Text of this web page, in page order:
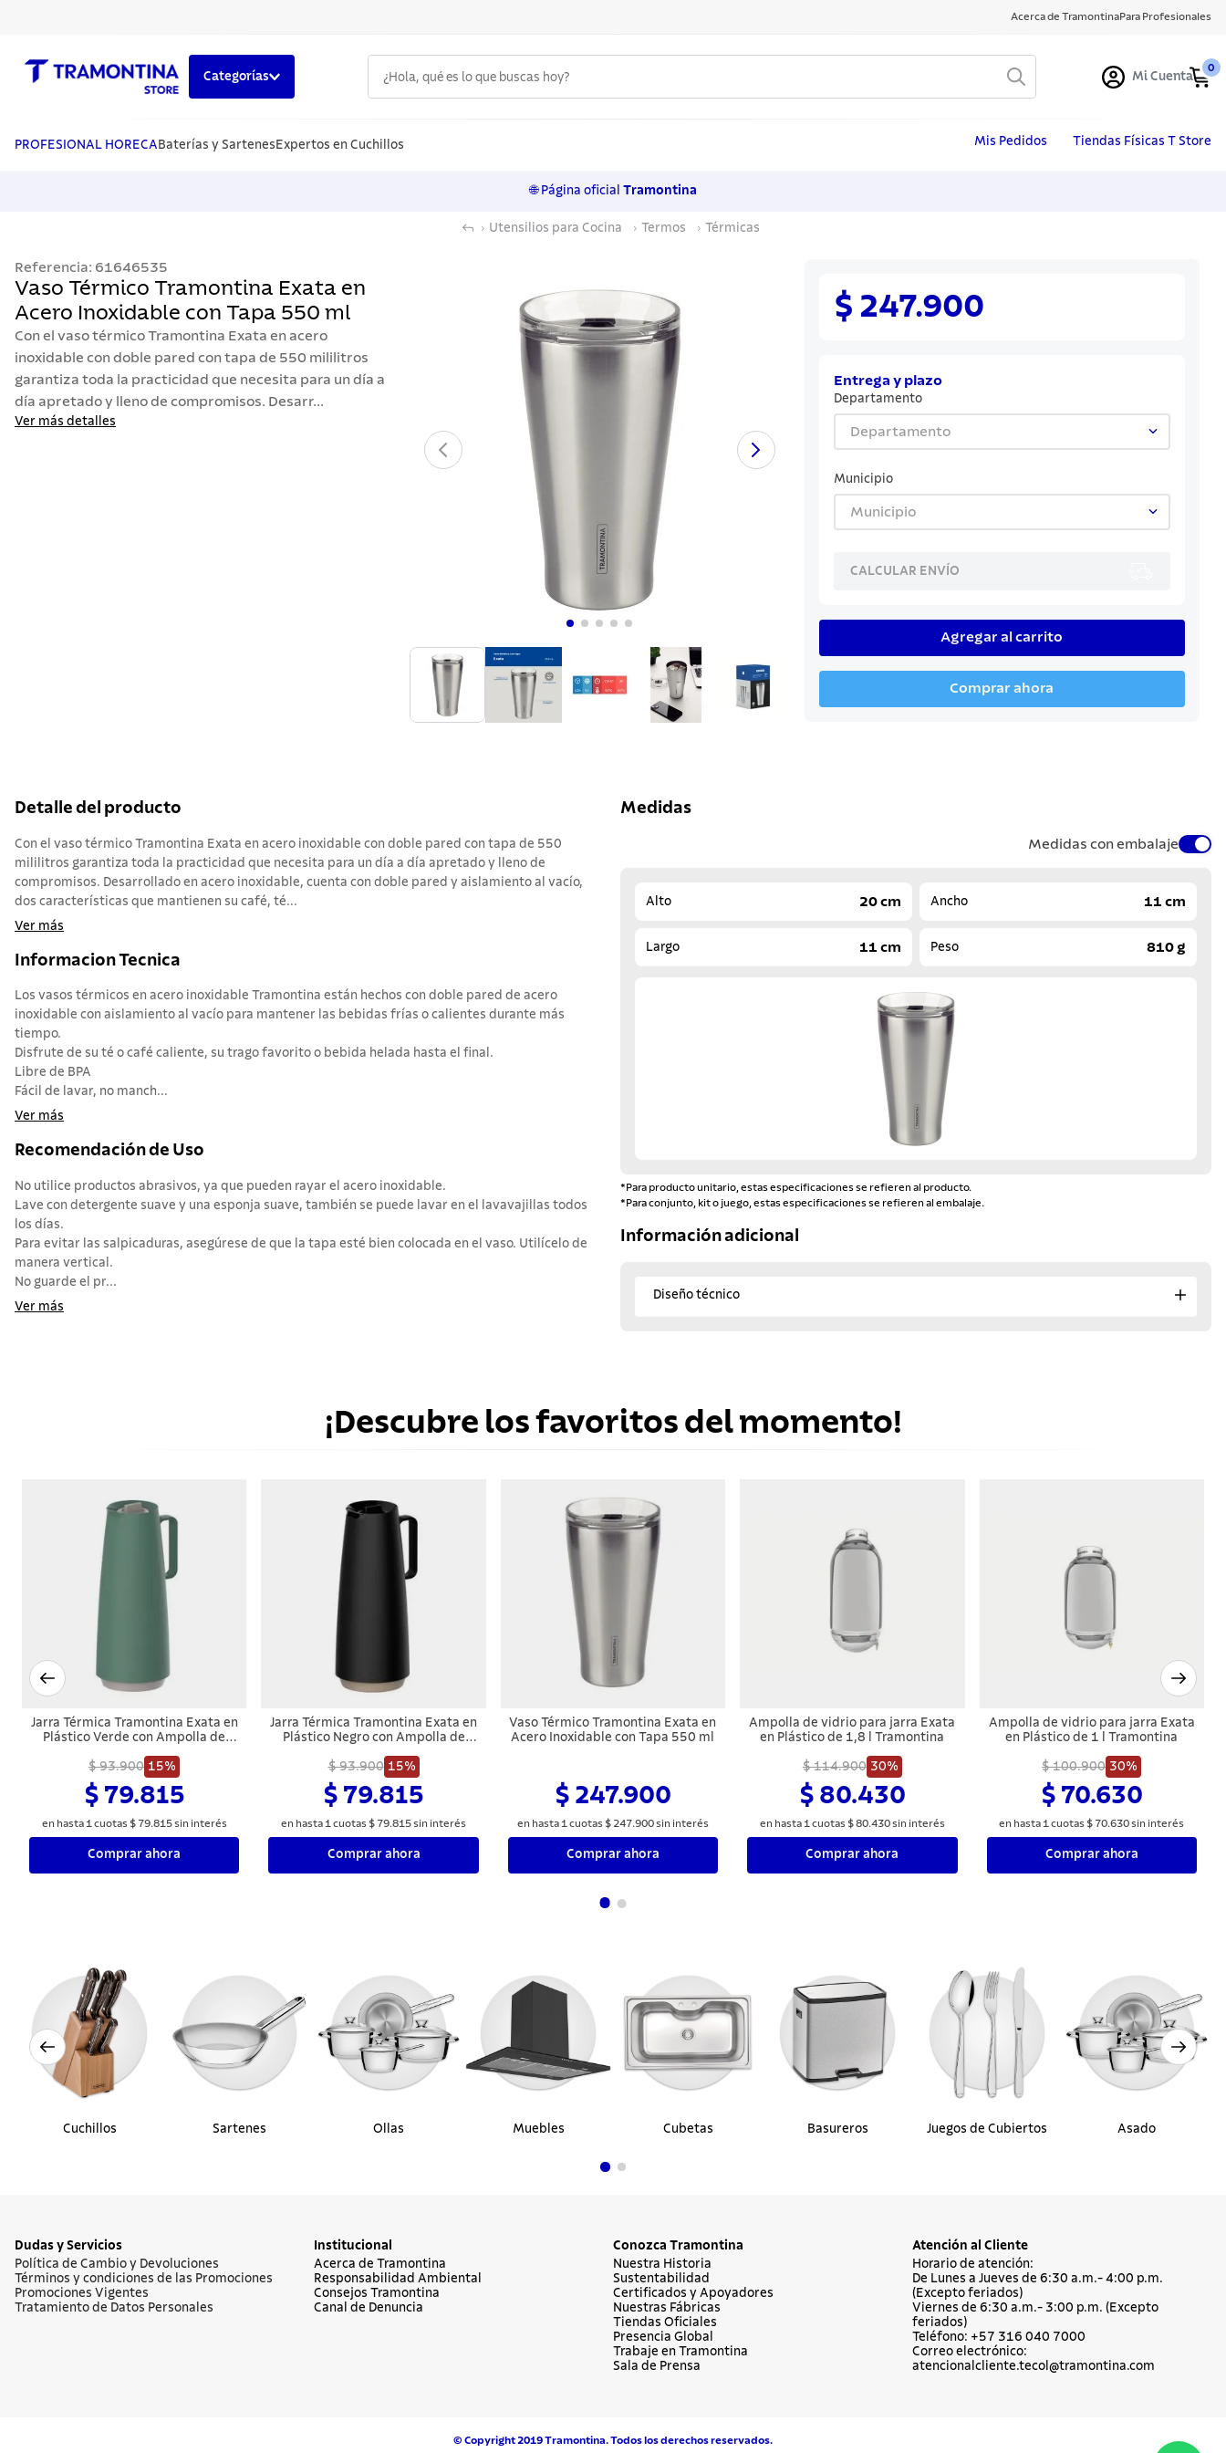
Acerca de TramontinaPara Profesionales
Categorías Mi Cuenta
0
PROFESIONAL HORECA Baterías y Sartenes Expertos en Cuchillos Mis Pedidos Tiendas Físicas T Store
🌐 Página oficial Tramontina
Utensilios para Cocina Termos Térmicas
Referencia: 61646535
Vaso Térmico Tramontina Exata en
Acero Inoxidable con Tapa 550 ml
Con el vaso térmico Tramontina Exata en acero
inoxidable con doble pared con tapa de 550 mililitros
garantiza toda la practicidad que necesita para un día a
día apretado y lleno de compromisos. Desarr...
Ver más detalles
$ 247.900
Entrega y plazo
Departamento
Departamento
Municipio
Municipio
CALCULAR ENVÍO
Agregar al carrito
Comprar ahora
Detalle del producto
Con el vaso térmico Tramontina Exata en acero inoxidable con doble pared con tapa de 550
mililitros garantiza toda la practicidad que necesita para un día a día apretado y lleno de
compromisos. Desarrollado en acero inoxidable, cuenta con doble pared y aislamiento al vacío,
dos características que mantienen su café, té...
Ver más
Informacion Tecnica
Los vasos térmicos en acero inoxidable Tramontina están hechos con doble pared de acero
inoxidable con aislamiento al vacío para mantener las bebidas frías o calientes durante más
tiempo.
Disfrute de su té o café caliente, su trago favorito o bebida helada hasta el final.
Libre de BPA
Fácil de lavar, no manch...
Ver más
Recomendación de Uso
No utilice productos abrasivos, ya que pueden rayar el acero inoxidable.
Lave con detergente suave y una esponja suave, también se puede lavar en el lavavajillas todos
los días.
Para evitar las salpicaduras, asegúrese de que la tapa esté bien colocada en el vaso. Utilícelo de
manera vertical.
No guarde el pr...
Ver más
Medidas
Medidas con embalaje
Alto 20 cm Ancho 11 cm
Largo 11 cm Peso 810 g
*Para producto unitario, estas especificaciones se refieren al producto.
*Para conjunto, kit o juego, estas especificaciones se refieren al embalaje.
Información adicional
Diseño técnico
¡Descubre los favoritos del momento!
Jarra Térmica Tramontina Exata en
Plástico Verde con Ampolla de
$ 93.900 15%
$ 79.815
en hasta 1 cuotas $ 79.815sin interés
Comprar ahora
Jarra Térmica Tramontina Exata en
Plástico Negro con Ampolla de
$ 93.900 15%
$ 79.815
en hasta 1 cuotas $ 79.815sin interés
Comprar ahora
Vaso Térmico Tramontina Exata en
Acero Inoxidable con Tapa 550 ml
$ 247.900
en hasta 1 cuotas $ 247.900sin interés
Comprar ahora
Ampolla de vidrio para jarra Exata
en Plástico de 1,8 l Tramontina
$ 114.900 30%
$ 80.430
en hasta 1 cuotas $80.430sin interés
Comprar ahora
Ampolla de vidrio para jarra Exata
en Plástico de 1 l Tramontina
$ 100.900 30%
$ 70.630
en hasta 1 cuotas $ 70.630sin interés
Comprar ahora
Cuchillos Sartenes Ollas Muebles Cubetas Basureros Juegos de Cubiertos Asado
Dudas y Servicios
Política de Cambio y Devoluciones
Términos y condiciones de las Promociones
Promociones Vigentes
Tratamiento de Datos Personales
Institucional
Acerca de Tramontina
Responsabilidad Ambiental
Consejos Tramontina
Canal de Denuncia
Conozca Tramontina
Nuestra Historia
Sustentabilidad
Certificados y Apoyadores
Nuestras Fábricas
Tiendas Oficiales
Presencia Global
Trabaje en Tramontina
Sala de Prensa
Atención al Cliente
Horario de atención:
De Lunes a Jueves de 6:30 a.m.- 4:00 p.m.
(Excepto feriados)
Viernes de 6:30 a.m.- 3:00 p.m. (Excepto
feriados)
Teléfono: +57 316 040 7000
Correo electrónico:
atencionalcliente.tecol@tramontina.com
© Copyright 2019 Tramontina. Todos los derechos reservados.
1.
cuchillos
5 . lavaplatos